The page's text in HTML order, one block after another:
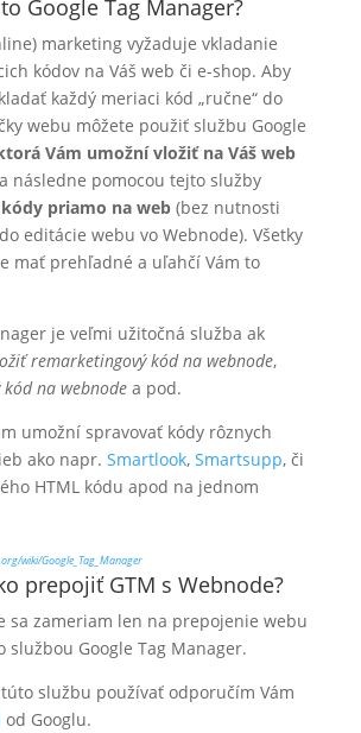
Google Tag Manager?
marketing vyžaduje vkladanie
kódov na Váš web či e-shop. Aby
každý meriaci kód „ručne“ do
webu môžete použiť službu Google
Vám umožní vložiť na Váš web
a následne pomocou tejto služby
priamo na web(bez nutnosti
editácie webu vo Webnode). Všetky
mať prehľadné a uľahčí Vám to
je veľmi užitočná služba ak
remarketingový kód na webnode,
na webnodea pod.
umožní spravovať kódy rôznych
ako napr. Smartlook, Smartsupp, či
HTML kódu apod na jednom
wiki/Google_Tag_Manager
prepojiť GTM sWebnode?
sa zameriam len na prepojenie webu
službou Google Tag Manager.
službu používať odporučím Vám
od Googlu.